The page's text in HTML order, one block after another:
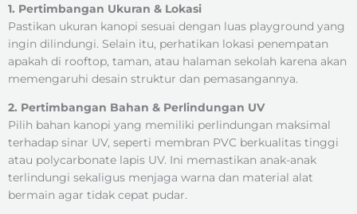
1. Pertimbangan Ukuran & Lokasi
Pastikan ukuran kanopi sesuai dengan luas playground yang
ingin dilindungi. Selain itu, perhatikan lokasi penempatan
apakah di rooftop, taman, atau halaman sekolah karena akan
memengaruhi desain struktur dan pemasangannya.
2. Pertimbangan Bahan & Perlindungan UV
Pilih bahan kanopi yang memiliki perlindungan maksimal
terhadap sinar UV, seperti membran PVC berkualitas tinggi
atau polycarbonate lapis UV. Ini memastikan anak-anak
terlindungi sekaligus menjaga warna dan material alat
bermain agar tidak cepat pudar.